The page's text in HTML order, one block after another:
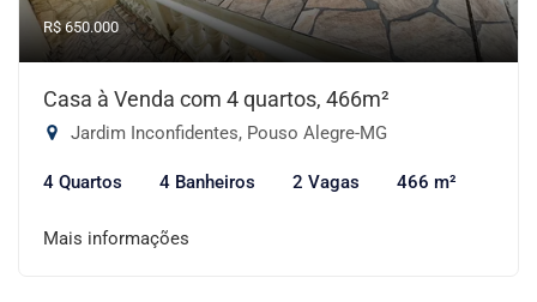
R$ 650.000
Casa à Venda com 4 quartos, 466m²
Jardim Inconfidentes, Pouso Alegre-MG
4 Quartos 4 Banheiros 2 Vagas 466 m²
Mais informações